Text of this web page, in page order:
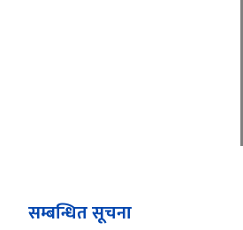
सम्बन्धित सूचना